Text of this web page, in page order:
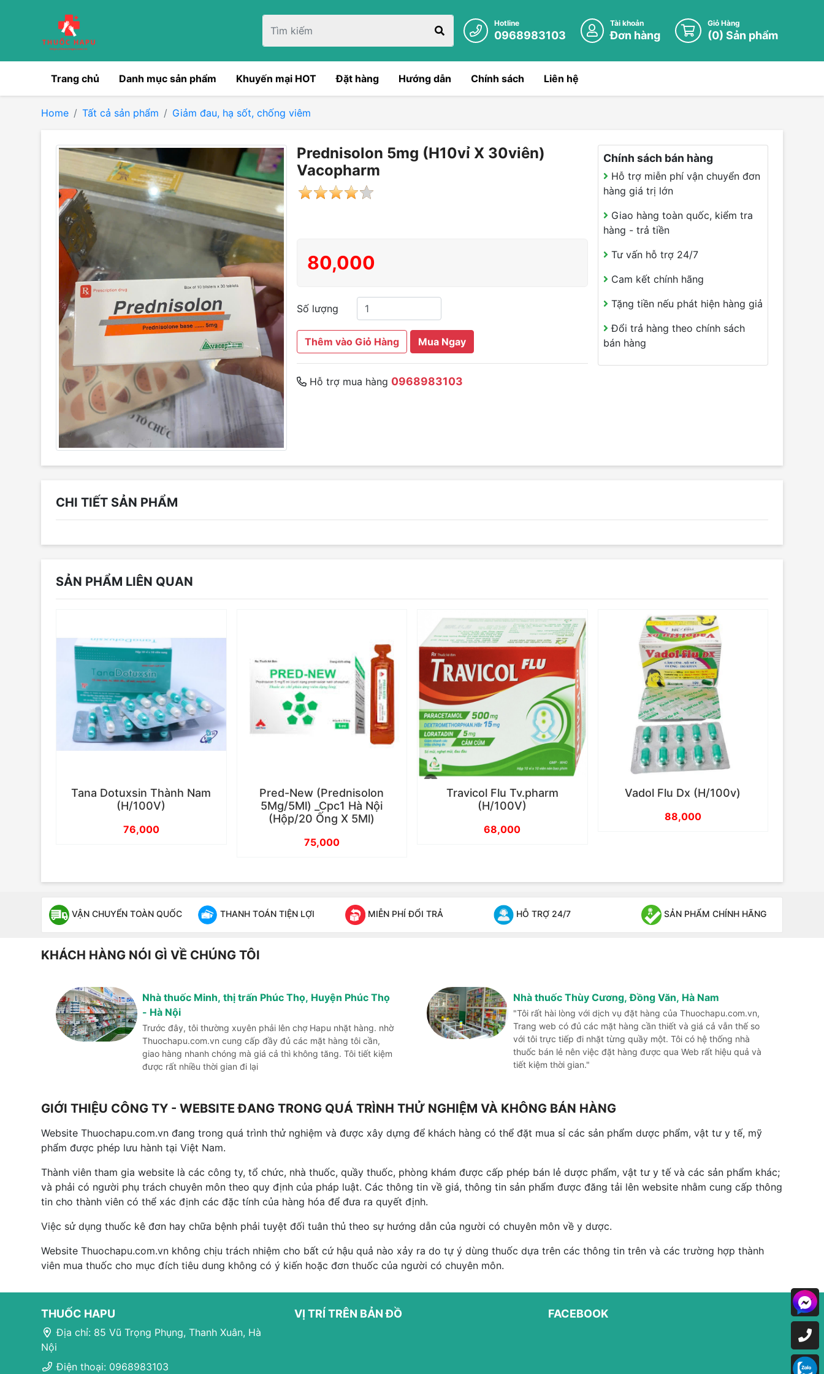
Hotline
0968983103
Tài khoản
Đơn hàng
Giỏ Hàng
(0) Sản phẩm
Trang chủ Danh mục sản phẩm Khuyến mại HOT Đặt hàng Hướng dẫn Chính sách Liên hệ
Home Tất cả sản phẩm Giảm đau, hạ sốt, chống viêm
Prednisolon 5mg (H10vỉ X 30viên)
Vacopharm
80,000
Số lượng
Thêm vào Giỏ Hàng Mua Ngay
Hỗ trợ mua hàng 0968983103
Chính sách bán hàng
Hỗ trợ miễn phí vận chuyển đơn
hàng giá trị lớn
Giao hàng toàn quốc, kiểm tra
hàng - trả tiền
Tư vấn hỗ trợ 24/7
Cam kết chính hãng
Tặng tiền nếu phát hiện hàng giả
Đổi trả hàng theo chính sách
bán hàng
CHI TIẾT SẢN PHẨM
SẢN PHẨM LIÊN QUAN
Tana Dotuxsin Thành Nam
(H/100V)
76,000
Pred-New (Prednisolon
5Mg/5Ml) _Cpc1 Hà Nội
(Hộp/20 Ống X 5Ml)
75,000
Travicol Flu Tv.pharm
(H/100V)
68,000
Vadol Flu Dx (H/100v)
88,000
VẬN CHUYỂN TOÀN QUỐC THANH TOÁN TIỆN LỢI MIỄN PHÍ ĐỔI TRẢ HỖ TRỢ 24/7 SẢN PHẨM CHÍNH HÃNG
KHÁCH HÀNG NÓI GÌ VỀ CHÚNG TÔI
Nhà thuốc Minh, thị trấn Phúc Thọ, Huyện Phúc Thọ
- Hà Nội
Trước đây, tôi thường xuyên phải lên chợ Hapu nhặt hàng. nhờ
Thuochapu.com.vn cung cấp đầy đủ các mặt hàng tôi cần,
giao hàng nhanh chóng mà giá cả thì không tăng. Tôi tiết kiệm
được rất nhiều thời gian đi lại
Nhà thuốc Thùy Cương, Đồng Văn, Hà Nam
"Tôi rất hài lòng với dịch vụ đặt hàng của Thuochapu.com.vn,
Trang web có đủ các mặt hàng cần thiết và giá cả vẫn thế so
với tôi trực tiếp đi nhặt từng quầy một. Tôi có hệ thống nhà
thuốc bán lẻ nên việc đặt hàng được qua Web rất hiệu quả và
tiết kiệm thời gian."
GIỚI THIỆU CÔNG TY - WEBSITE ĐANG TRONG QUÁ TRÌNH THỬ NGHIỆM VÀ KHÔNG BÁN HÀNG
Website Thuochapu.com.vn đang trong quá trình thử nghiệm và được xây dựng để khách hàng có thể đặt mua sỉ các sản phẩm dược phẩm, vật tư y tế, mỹ
phẩm được phép lưu hành tại Việt Nam.
Thành viên tham gia website là các công ty, tổ chức, nhà thuốc, quầy thuốc, phòng khám được cấp phép bán lẻ dược phẩm, vật tư y tế và các sản phẩm khác;
và phải có người phụ trách chuyên môn theo quy định của pháp luật. Các thông tin về giá, thông tin sản phẩm được đăng tải lên website nhằm cung cấp thông
tin cho thành viên có thể xác định các đặc tính của hàng hóa để đưa ra quyết định.
Việc sử dụng thuốc kê đơn hay chữa bệnh phải tuyệt đối tuân thủ theo sự hướng dẫn của người có chuyên môn về y dược.
Website Thuochapu.com.vn không chịu trách nhiệm cho bất cứ hậu quả nào xảy ra do tự ý dùng thuốc dựa trên các thông tin trên và các trường hợp thành
viên mua thuốc cho mục đích tiêu dung không có ý kiến hoặc đơn thuốc của người có chuyên môn.
THUỐC HAPU
Địa chỉ: 85 Vũ Trọng Phụng, Thanh Xuân, Hà
Nội
Điện thoại: 0968983103
VỊ TRÍ TRÊN BẢN ĐỒ FACEBOOK